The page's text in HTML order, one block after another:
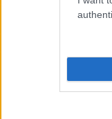
εκδώσει